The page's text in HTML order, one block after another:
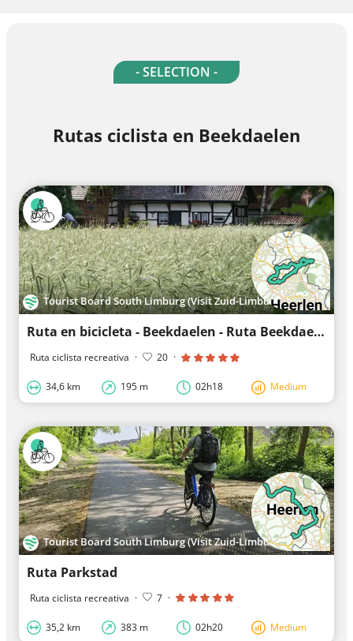
- SELECTION -
Rutas ciclista en Beekdaelen
Tourist Board South Limburg (Visit Zuid-Limburg)
Ruta en bicicleta - Beekdaelen - Ruta Beekdaelen
Ruta ciclista recreativa · 20 ·
34,6 km 195 m 02h18 Medium
Tourist Board South Limburg (Visit Zuid-Limburg)
Ruta Parkstad
Ruta ciclista recreativa · 7 ·
35,2 km 383 m 02h20 Medium